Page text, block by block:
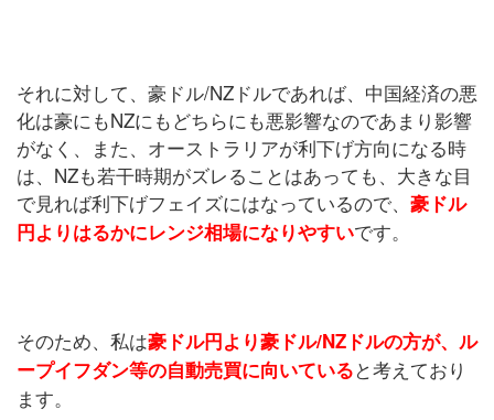
それに対して、豪ドル/NZドルであれば、中国経済の悪
化は豪にもNZにもどちらにも悪影響なのであまり影響
がなく、また、オーストラリアが利下げ方向になる時
は、NZも若干時期がズレることはあっても、大きな目
で見れば利下げフェイズにはなっているので、 豪ドル
円よりはるかにレンジ相場になりやすいです。
そのため、私は豪ドル円より豪ドル/NZドルの方が、ル
ープイフダン等の自動売買に向いていると考えており
ます。